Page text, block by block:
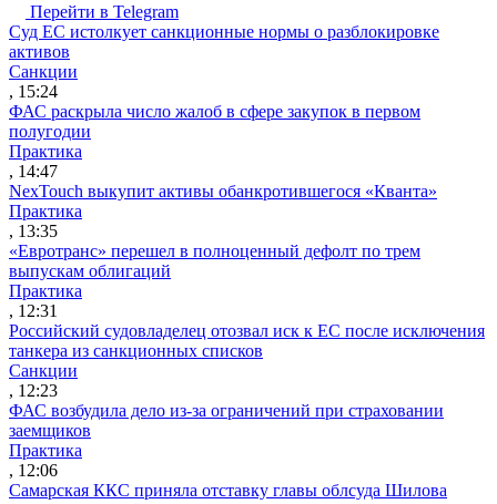
Перейти в Telegram
Суд ЕС истолкует санкционные нормы о разблокировке
активов
Санкции
, 15:24
ФАС раскрыла число жалоб в сфере закупок в первом
полугодии
Практика
, 14:47
NexTouch выкупит активы обанкротившегося «Кванта»
Практика
, 13:35
«Евротранс» перешел в полноценный дефолт по трем
выпускам облигаций
Практика
, 12:31
Российский судовладелец отозвал иск к ЕС после исключения
танкера из санкционных списков
Санкции
, 12:23
ФАС возбудила дело из-за ограничений при страховании
заемщиков
Практика
, 12:06
Самарская ККС приняла отставку главы облсуда Шилова